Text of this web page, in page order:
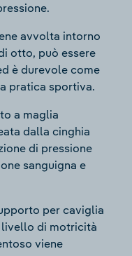
avvolta intorno
otto, può essere
è durevole come
pratica sportiva.
a maglia
dalla cinghia
di pressione
sanguigna e
per caviglia
di motricità
viene